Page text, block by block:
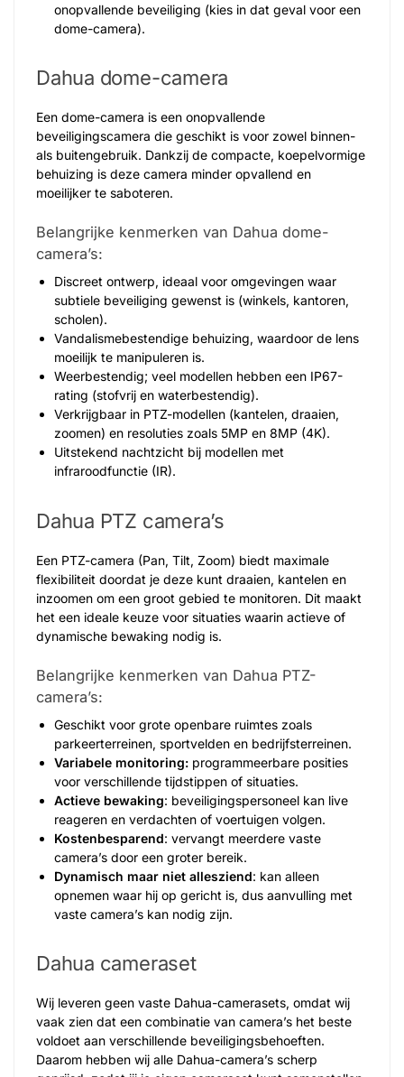
onopvallende beveiliging (kies in dat geval voor een
dome-camera).
Dahua dome-camera
Een dome-camera is een onopvallende
beveiligingscamera die geschikt is voor zowel binnen-
als buitengebruik. Dankzij de compacte, koepelvormige
behuizing is deze camera minder opvallend en
moeilijker te saboteren.
Belangrijke kenmerken van Dahua dome-
camera’s:
Discreet ontwerp, ideaal voor omgevingen waar
subtiele beveiliging gewenst is (winkels, kantoren,
scholen).
Vandalismebestendige behuizing, waardoor de lens
moeilijk te manipuleren is.
Weerbestendig; veel modellen hebben een IP67-
rating (stofvrij en waterbestendig).
Verkrijgbaar in PTZ-modellen (kantelen, draaien,
zoomen) en resoluties zoals 5MP en 8MP (4K).
Uitstekend nachtzicht bij modellen met
infraroodfunctie (IR).
Dahua PTZ camera’s
Een PTZ-camera (Pan, Tilt, Zoom) biedt maximale
flexibiliteit doordat je deze kunt draaien, kantelen en
inzoomen om een groot gebied te monitoren. Dit maakt
het een ideale keuze voor situaties waarin actieve of
dynamische bewaking nodig is.
Belangrijke kenmerken van Dahua PTZ-
camera’s:
Geschikt voor grote openbare ruimtes zoals
parkeerterreinen, sportvelden en bedrijfsterreinen.
Variabele monitoring: programmeerbare posities
voor verschillende tijdstippen of situaties.
Actieve bewaking: beveiligingspersoneel kan live
reageren en verdachten of voertuigen volgen.
Kostenbesparend: vervangt meerdere vaste
camera’s door een groter bereik.
Dynamisch maar niet allesziend: kan alleen
opnemen waar hij op gericht is, dus aanvulling met
vaste camera’s kan nodig zijn.
Dahua cameraset
Wij leveren geen vaste Dahua-camerasets, omdat wij
vaak zien dat een combinatie van camera’s het beste
voldoet aan verschillende beveiligingsbehoeften.
Daarom hebben wij alle Dahua-camera’s scherp